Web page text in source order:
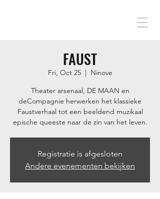
FAUST
Fri, Oct 25
  |
Ninove
Theater arsenaal, DE MAAN en
deCompagnie herwerken het klassieke
Faustverhaal tot een beeldend muzikaal
epische queeste naar de zin van het leven.
Registratie is afgesloten
Andere evenementen bekijken